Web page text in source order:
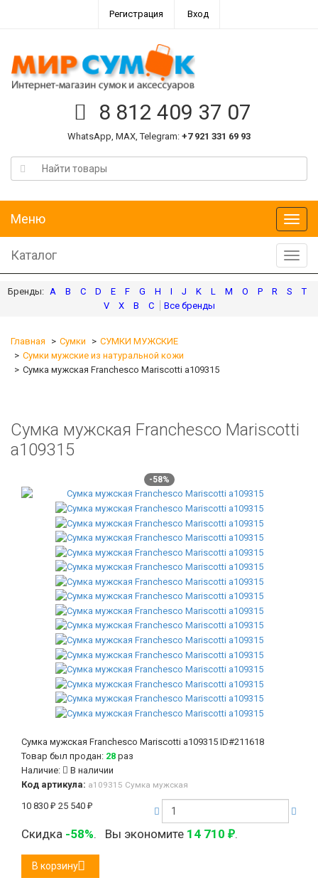
Регистрация Вход
8 812 409 37 07
WhatsApp, MAX, Telegram: +7 921 331 69 93
Меню
Меню
Каталог
A B C D E F G H I J K L M O P R S
T
V
X В С
Главная Сумки
СУМКИ МУЖСКИЕ
Сумки мужские из натуральной кожи
Сумка мужская Franchesco Mariscotti а109315
Сумка мужская Franchesco Mariscotti
а109315
-58%
Сумка мужская Franchesco Mariscotti а109315 ID#211618
Товар был продан: 28 раз
Наличие:
В наличии
Код артикула: а109315 Сумка мужская
10 830 ₽ 25 540 ₽
Скидка -58%. Вы экономите 14 710 ₽.
В корзину